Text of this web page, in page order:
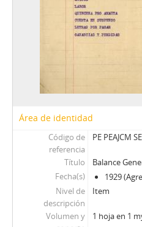
Área de identidad
Código de
referencia
PE PEAJCM
Título
Balance
Fecha(s)
1929
Nivel de
descripción
Item
Volumen y
1 hoja en 1